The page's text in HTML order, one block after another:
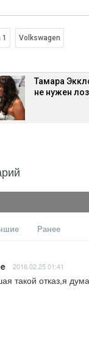
Volkswagen
Тамара
не нужен
Ранее
2016.02.25 01:41
такой отказ,я